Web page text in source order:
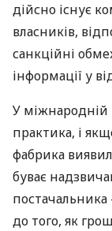
дійсно існує
власників,
санкційні
інформації у
У міжнародній
практика, і
фабрика
буває
до того, як